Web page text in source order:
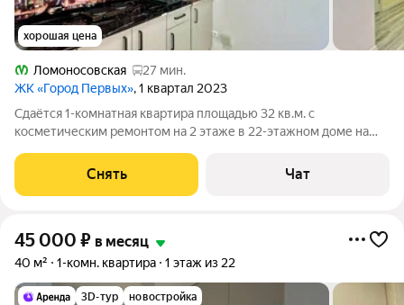
хорошая цена
Ломоносовская
27 мин.
ЖК «Город Первых», 1 квартал 2023
Сдаётся 1-комнатная квартира площадью 32 кв.м. с
косметическим ремонтом на 2 этаже в 22-этажном доме на
подъезде 2 лифта - 1 грузовой и 1 пассажирский. Во дворе есть
бесплатная парковка.
Снять Чат
45 000 ₽ в месяц
40 м² 1-комн. квартира 1 этаж из 22
3D-тур новостройка